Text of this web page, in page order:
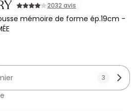
2032 avis
mémoire de forme ép.19cm -
3